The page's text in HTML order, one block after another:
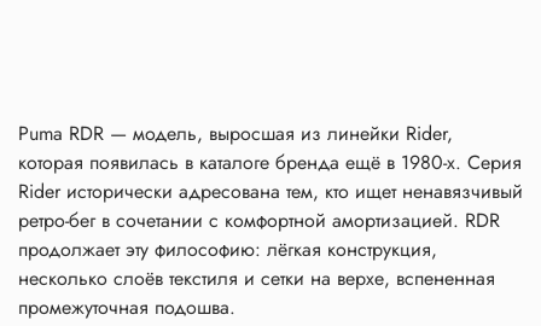
Puma RDR — модель, выросшая из линейки Rider,
которая появилась в каталоге бренда ещё в 1980-х. Серия
Rider исторически адресована тем, кто ищет ненавязчивый
ретро-бег в сочетании с комфортной амортизацией. RDR
продолжает эту философию: лёгкая конструкция,
несколько слоёв текстиля и сетки на верхе, вспененная
промежуточная подошва.